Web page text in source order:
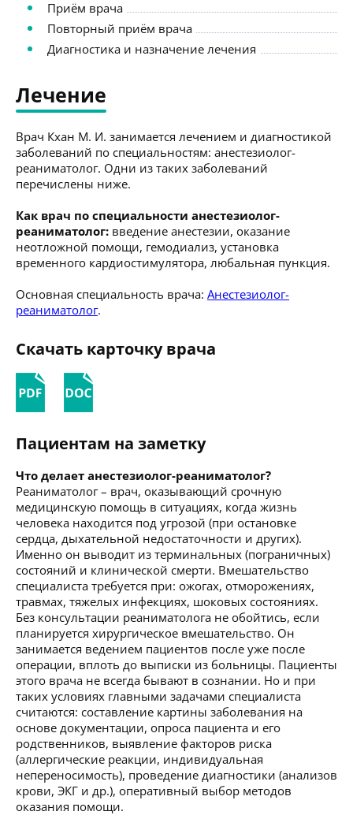
Приём врача
Повторный приём врача
Диагностика и назначение лечения
Лечение
Врач Кхан М. И. занимается лечением и диагностикой
заболеваний по специальностям: анестезиолог-
реаниматолог. Одни из таких заболеваний
перечислены ниже.
Как врач по специальности анестезиолог-
реаниматолог: введение анестезии, оказание
неотложной помощи, гемодиализ, установка
временного кардиостимулятора, любальная пункция.
Основная специальность врача: Анестезиолог-
реаниматолог.
Скачать карточку врача
Пациентам на заметку
Что делает анестезиолог-реаниматолог?
Реаниматолог – врач, оказывающий срочную
медицинскую помощь в ситуациях, когда жизнь
человека находится под угрозой (при остановке
сердца, дыхательной недостаточности и других).
Именно он выводит из терминальных (пограничных)
состояний и клинической смерти. Вмешательство
специалиста требуется при: ожогах, отморожениях,
травмах, тяжелых инфекциях, шоковых состояниях.
Без консультации реаниматолога не обойтись, если
планируется хирургическое вмешательство. Он
занимается ведением пациентов после уже после
операции, вплоть до выписки из больницы. Пациенты
этого врача не всегда бывают в сознании. Но и при
таких условиях главными задачами специалиста
считаются: составление картины заболевания на
основе документации, опроса пациента и его
родственников, выявление факторов риска
(аллергические реакции, индивидуальная
непереносимость), проведение диагностики (анализов
крови, ЭКГ и др.), оперативный выбор методов
оказания помощи.